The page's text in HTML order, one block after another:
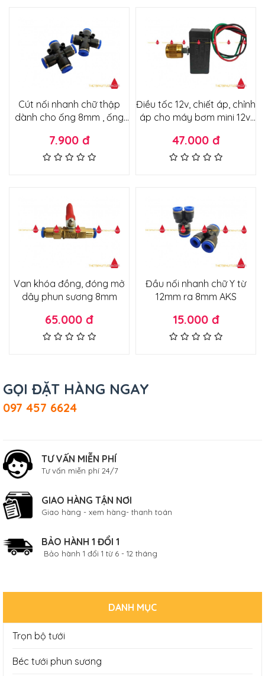
Cút nối nhanh chữ thập
dành cho ống 8mm , ống
hệ thống tưới, khí nén
7.900 đ
Điều tốc 12v, chiết áp, chỉnh
áp cho máy bơm mini 12v,
núm chỉnh vàng đồng
47.000 đ
Van khóa đồng, đóng mở
dây phun sương 8mm
65.000 đ
Đầu nối nhanh chữ Y từ
12mm ra 8mm AKS
15.000 đ
GỌI ĐẶT HÀNG NGAY
097 457 6624
TƯ VẤN MIỄN PHÍ
Tư vấn miễn phí 24/7
GIAO HÀNG TẬN NƠI
Giao hàng - xem hàng- thanh toán
BẢO HÀNH 1 ĐỔI 1
Bảo hành 1 đổi 1 từ 6 - 12 tháng
DANH MỤC
Trọn bộ tưới
Béc tưới phun sương